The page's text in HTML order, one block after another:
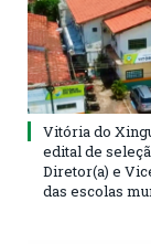
Vitória do
edital de
Diretor(a) e
das escolas